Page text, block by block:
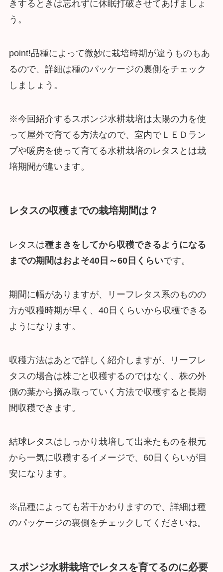
きするときは忘れずに休眠打破させてあげましょ
う。
point!品種によって微妙に栽培時期が違うものもあ
るので、詳細は種のパッケージの裏側をチェック
しましょう。
※今回紹介するスポンジ水耕栽培は太陽の力を使
って屋外で育てる方法なので、室内でＬＥＤラン
プや暖房を使って育てる水耕栽培のレタスとは栽
培期間が違います。
レタスの収穫までの栽培期間は？
レタスは種まきをしてから収穫できるようになる
までの期間はおよそ40日～60日くらいです。
期間に幅がありますが、リーフレタス系のものの
方が収穫時期が早く、40日くらいから収穫できる
ようになります。
収穫方法はあとで詳しく紹介しますが、リーフレ
タスの場合は株ごと収穫するのではなく、株の外
側の葉から摘み取っていく方法で収穫すると長期
間収穫できます。
結球レタスはしっかり栽培して出来たものを根元
から一気に収穫するイメージで、60日くらいが目
安になります。
※品種によっても若干かわりますので、詳細は種
のパッケージの裏側をチェックしてくださいね。
スポンジ水耕栽培でレタスを育てるのに必要